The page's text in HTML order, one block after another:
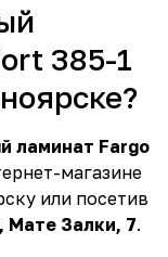
385-1
ламинат Fargo
магазине
или посетив
Мате Залки, 7.